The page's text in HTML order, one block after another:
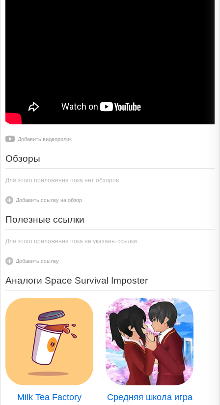
Добавить видеоролик
Обзоры
Для этого приложения пока нет обзоров
Добавить ссылку на обзор
Полезные ссылки
Для этого приложения пока не указаны ссылки
Добавить ссылку
Аналоги Space Survival Imposter
Milk Tea Factory Средняя школа игра